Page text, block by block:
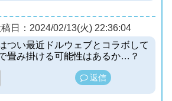
日：2024/02/13(火) 22:36:04
つい最近ドルウェブとコラボして
畳み掛ける可能性はあるか…？
返信